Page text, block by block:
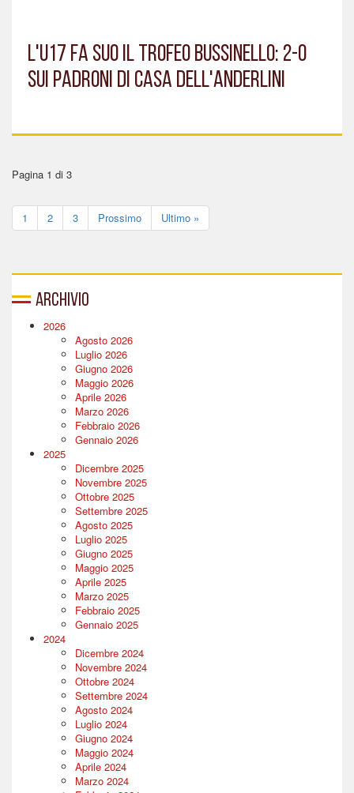
L'U17 FA SUO IL TROFEO BUSSINELLO: 2-0
SUI PADRONI DI CASA DELL'ANDERLINI
Pagina 1 di 3
1 2 3 Prossimo Ultimo »
Archivio
2026
Agosto 2026
Luglio 2026
Giugno 2026
Maggio 2026
Aprile 2026
Marzo 2026
Febbraio 2026
Gennaio 2026
2025
Dicembre 2025
Novembre 2025
Ottobre 2025
Settembre 2025
Agosto 2025
Luglio 2025
Giugno 2025
Maggio 2025
Aprile 2025
Marzo 2025
Febbraio 2025
Gennaio 2025
2024
Dicembre 2024
Novembre 2024
Ottobre 2024
Settembre 2024
Agosto 2024
Luglio 2024
Giugno 2024
Maggio 2024
Aprile 2024
Marzo 2024